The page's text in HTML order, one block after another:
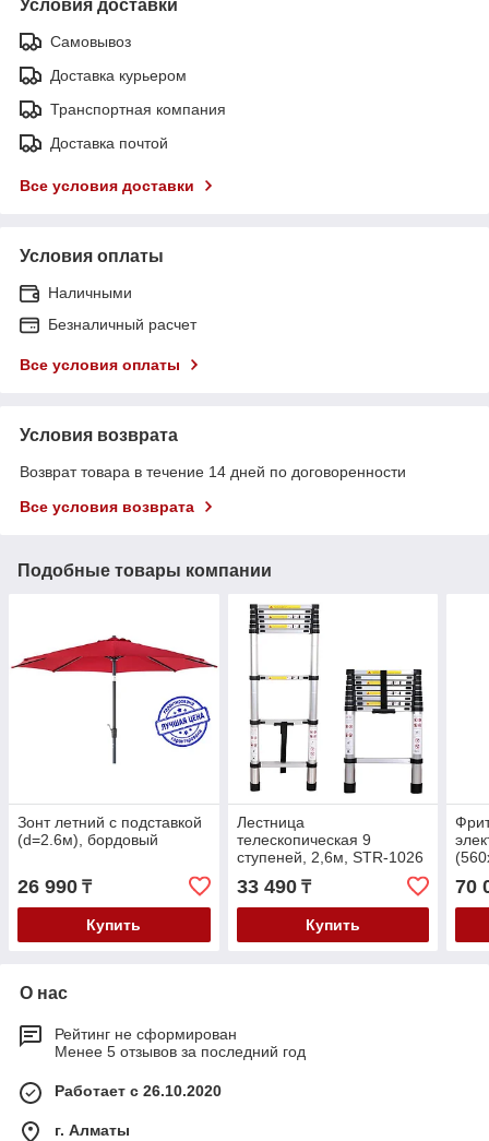
Условия доставки
Самовывоз
Доставка курьером
Транспортная компания
Доставка почтой
Все условия доставки
Условия оплаты
Наличными
Безналичный расчет
Все условия оплаты
Условия возврата
Возврат товара в течение 14 дней по договоренности
Все условия возврата
Подобные товары компании
Зонт летний с подставкой
(d=2.6м), бордовый
26 990 ₸
Купить
Лестница
телескопическая 9
ступеней, 2,6м, STR-1026
33 490₸
Купить
70
О нас
Рейтинг не сформирован
Менее 5 отзывов за последний год
Работает с 26.10.2020
г. Алматы